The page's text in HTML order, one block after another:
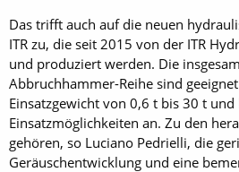
Das trifft auch auf die neuen
ITR zu, die seit 2015 von der ITR
und produziert werden. Die
Abbruchhammer-Reihe sind
Einsatzgewicht von 0,6 t bis 30 t
Einsatzmöglichkeiten an. Zu den
gehören, so Luciano Pedrielli, die
Geräuschentwicklung und eine